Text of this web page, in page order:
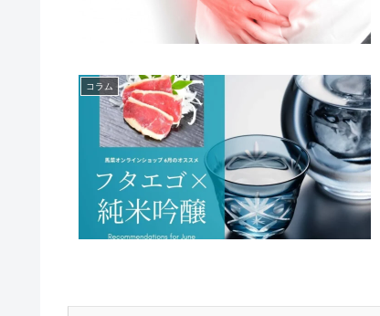
コラム